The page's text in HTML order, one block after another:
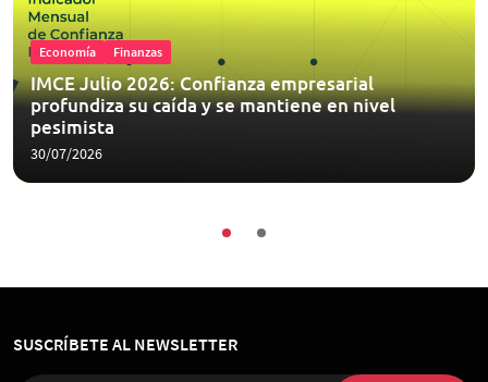
Economía Finanzas
IMCE Julio 2026: Confianza empresarial
profundiza su caída y se mantiene en nivel
pesimista
30/07/2026
SUSCRÍBETE AL NEWSLETTER